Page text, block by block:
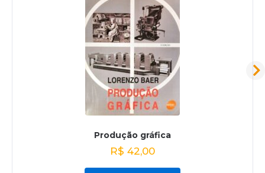
Produção gráfica
R$ 42,00